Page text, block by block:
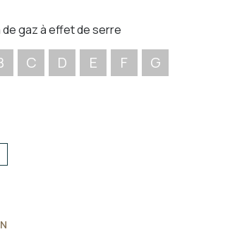
de gaz à effet de serre
C D E F G